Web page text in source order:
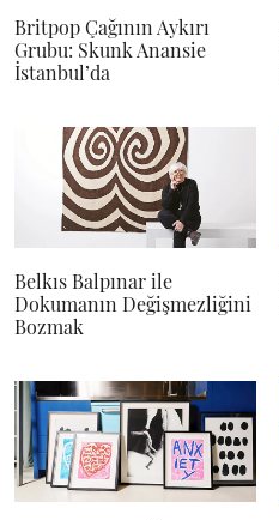
Britpop Çağının Aykırı
Grubu: Skunk Anansie
İstanbul’da
Belkıs Balpınar ile
Dokumanın Değişmezliğini
Bozmak